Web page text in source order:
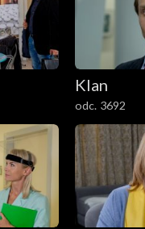
Klan
odc. 3692